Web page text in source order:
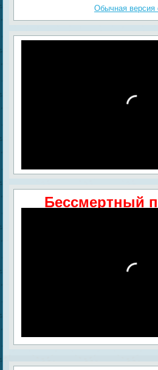
Обычная версия
Бессмертный